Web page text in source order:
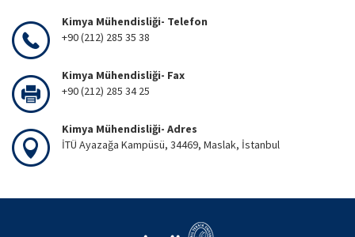
Kimya Mühendisliği- Telefon
+90 (212) 285 35 38
Kimya Mühendisliği- Fax
+90 (212) 285 34 25
Kimya Mühendisliği- Adres
İTÜ Ayazağa Kampüsü, 34469, Maslak, İstanbul